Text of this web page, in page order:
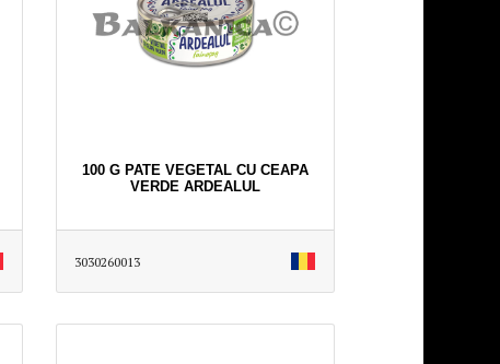
100 G PATE VEGETAL CU CEAPA
VERDE ARDEALUL
3030260013